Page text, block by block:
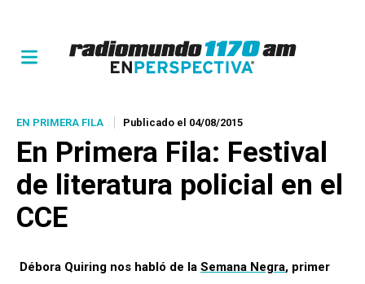
EN PRIMERA FILA Publicado el 04/08/2015
En Primera Fila: Festival
de literatura policial en el
CCE
Débora Quiring nos habló de la Semana Negra, primer